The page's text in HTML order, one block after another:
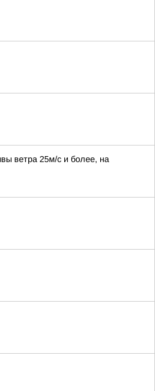
ветра 25м/с и более, на